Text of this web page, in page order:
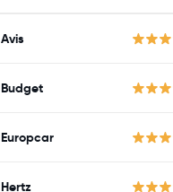
Avis
Budget
Europcar
Hertz